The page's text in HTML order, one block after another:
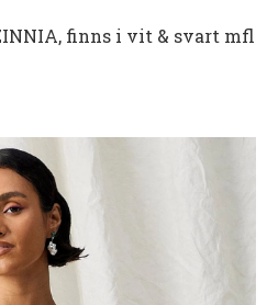
finns i vit & svart mfl